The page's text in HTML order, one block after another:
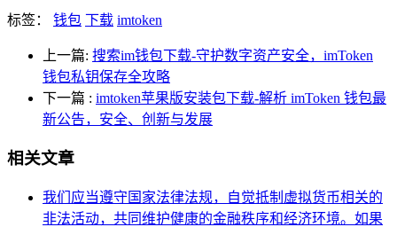
标签： 钱包 下载 imtoken
上一篇: 搜索im钱包下载-守护数字资产安全，imToken
钱包私钥保存全攻略
下一篇 : imtoken苹果版安装包下载-解析 imToken 钱包最
新公告，安全、创新与发展
相关文章
我们应当遵守国家法律法规，自觉抵制虚拟货币相关的
非法活动，共同维护健康的金融秩序和经济环境。如果